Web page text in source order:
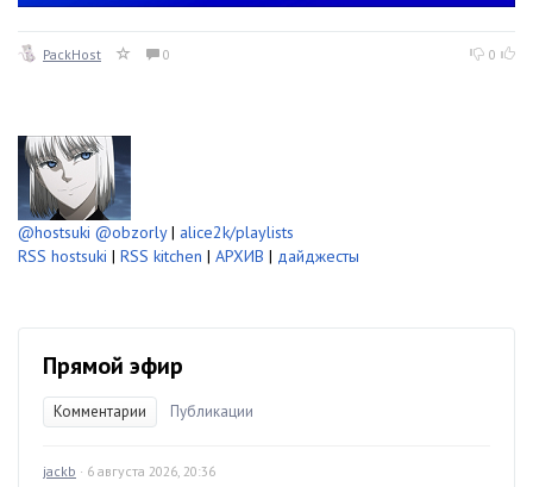
PackHost 0 0
@hostsuki @obzorly| alice2k/playlists
RSS hostsuki | RSS kitchen | АРХИВ | дайджесты
Прямой эфир
Комментарии Публикации
jackb · 6 августа 2026, 20:36